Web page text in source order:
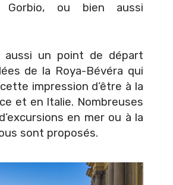
Gorbio, ou bien aussi
aussi un point de départ
de la Roya-Bévéra qui
impression d’être à la
et en Italie. Nombreuses
en mer ou à la
sont proposés.